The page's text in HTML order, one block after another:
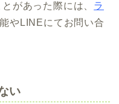
があった際には、 ラ
やLINEにてお問い合
い